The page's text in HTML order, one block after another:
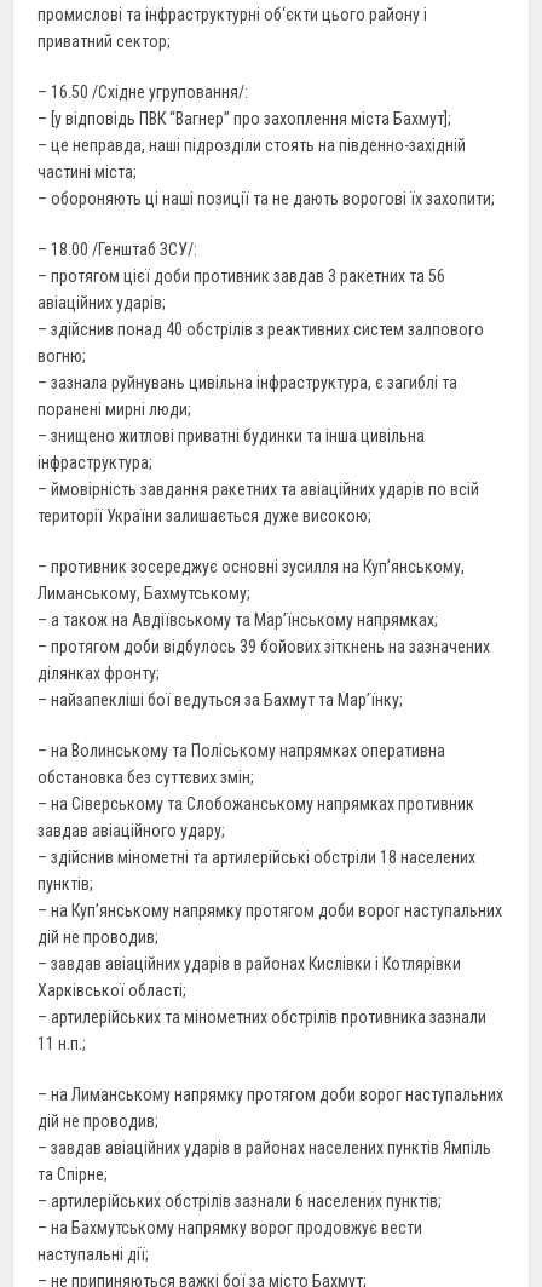
промислові та інфраструктурні об‘єкти цього району і
приватний сектор;
– 16.50 /Східне угруповання/:
– [у відповідь ПВК “Вагнер” про захоплення міста Бахмут];
– це неправда, наші підрозділи стоять на південно-західній
частині міста;
– обороняють ці наші позиції та не дають ворогові їх захопити;
– 18.00 /Генштаб ЗСУ/:
– протягом цієї доби противник завдав 3 ракетних та 56
авіаційних ударів;
– здійснив понад 40 обстрілів з реактивних систем залпового
вогню;
– зазнала руйнувань цивільна інфраструктура, є загиблі та
поранені мирні люди;
– знищено житлові приватні будинки та інша цивільна
інфраструктура;
– ймовірність завдання ракетних та авіаційних ударів по всій
території України залишається дуже високою;
– противник зосереджує основні зусилля на Куп’янському,
Лиманському, Бахмутському;
– а також на Авдіївському та Мар’їнському напрямках;
– протягом доби відбулось 39 бойових зіткнень на зазначених
ділянках фронту;
– найзапекліші бої ведуться за Бахмут та Мар’їнку;
– на Волинському та Поліському напрямках оперативна
обстановка без суттєвих змін;
– на Сіверському та Слобожанському напрямках противник
завдав авіаційного удару;
– здійснив мінометні та артилерійські обстріли 18 населених
пунктів;
– на Куп’янському напрямку протягом доби ворог наступальних
дій не проводив;
– завдав авіаційних ударів в районах Кислівки і Котлярівки
Харківської області;
– артилерійських та мінометних обстрілів противника зазнали
11 н.п.;
– на Лиманському напрямку протягом доби ворог наступальних
дій не проводив;
– завдав авіаційних ударів в районах населених пунктів Ямпіль
та Спірне;
– артилерійських обстрілів зазнали 6 населених пунктів;
– на Бахмутському напрямку ворог продовжує вести
наступальні дії;
– не припиняються важкі бої за місто Бахмут;